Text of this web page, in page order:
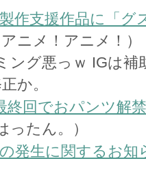
作支援作品に「グ
アニメ！アニメ！）
ング悪っｗ IGは
か。
終回でおパンツ解
ったん。）
発生に関するお知